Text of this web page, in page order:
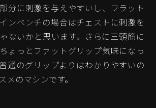
分に刺激を与えやすいし、フラット
ンベンチの場合はチェストに刺激を
ないかと思います。さらに三頭筋に
ょっとファットグリップ気味になっ
通のグリップよりはわかりやすいの
メのマシンです。